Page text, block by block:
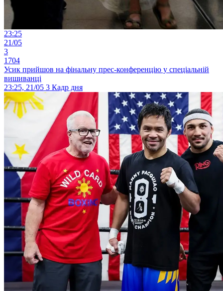
23:25
21/05
3
1704
Усик прийшов на фінальну прес-конференцію у спеціальній
вишиванці
23:25, 21/05 3 Кадр дня